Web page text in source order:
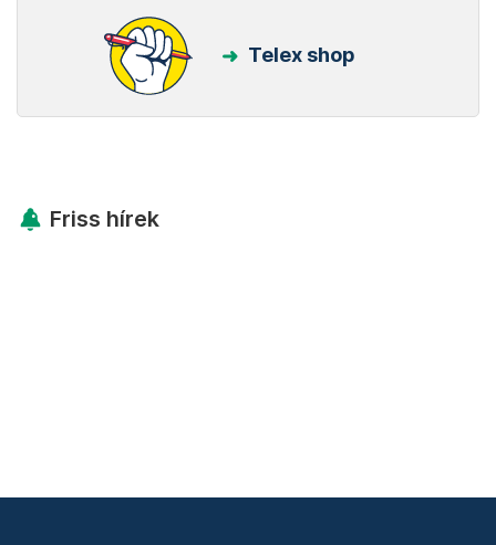
Telex shop
Friss hírek